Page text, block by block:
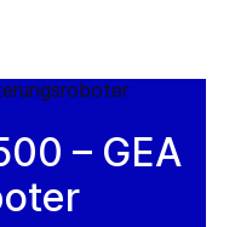
– GEA